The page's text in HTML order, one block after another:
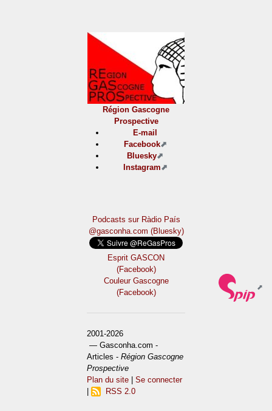
Région Gascogne
Prospective
E-mail
Facebook
Bluesky
Instagram
Podcasts sur Ràdio País
@gasconha.com (Bluesky)
Esprit GASCON
(Facebook)
Couleur Gascogne
(Facebook)
2001-2026
— Gasconha.com -
Articles -Région Gascogne
Prospective
Plan du site |Se connecter
RSS 2.0